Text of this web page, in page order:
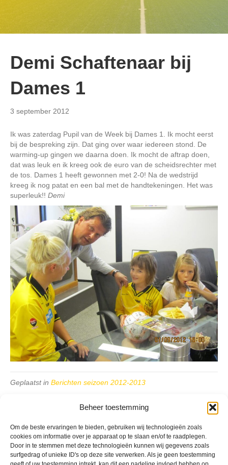
Beheer toestemming
Om de beste ervaringen te bieden, gebruiken wij technologieën zoals
cookies om informatie over je apparaat op te slaan en/of te raadplegen.
Door in te stemmen met deze technologieën kunnen wij gegevens zoals
surfgedrag of unieke ID's op deze site verwerken. Als je geen toestemming
Demi Schaftenaar bij
Dames 1
3 september 2012
Ik was zaterdag Pupil van de Week bij Dames 1. Ik mocht eerst
bij de bespreking zijn. Dat ging over waar iedereen stond. De
warming-up gingen we daarna doen. Ik mocht de aftrap doen,
dat was leuk en ik kreeg ook de euro van de scheidsrechter met
de tos. Dames 1 heeft gewonnen met 2-0! Na de wedstrijd
kreeg ik nog patat en een bal met de handtekeningen. Het was
superleuk!! Demi
Geplaatst in Berichten seizoen 2012-2013
VV Reiger Boys
De Wending, Lotte Beesedijk 1